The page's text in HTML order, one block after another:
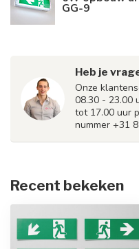
GG-9
Heb je
Onze
08.30 - 23.00
tot 17.00 uur
nummer +31
Recent bekeken